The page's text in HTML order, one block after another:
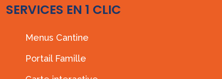
SERVICES EN 1 CLIC
Menus Cantine
Portail Famille